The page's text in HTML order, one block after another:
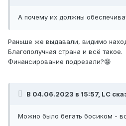
А почему их должны
Раньше же выдавали, видимо
Благополучная страна и всё такое.
Финансирование подрезали?😁
В 04.06.2023 в 15:57, LC
Можно было бегать босиком -